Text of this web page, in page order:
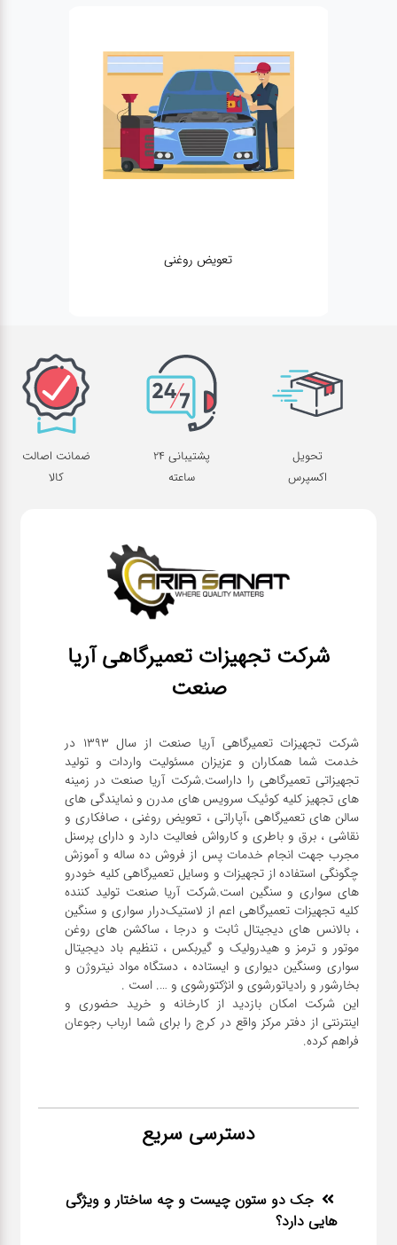
تعویض روغنی
تحویل
اکسپرس
پشتیبانی 24
ساعته
ضمانت اصالت
کالا
شرکت تجهیزات تعمیرگاهی آریا
صنعت
شرکت تجهیزات تعمیرگاهی آریا صنعت از سال ۱۳۹۳ در
خدمت شما همکاران و عزیزان مسئولیت واردات و تولید
تجهیزاتی تعمیرگاهی را داراست.شرکت آریا صنعت در زمینه
های تجهیز کلیه کوئیک سرویس های مدرن و نمایندگی های
سالن های تعمیرگاهی ،آپاراتی ، تعویض روغنی ، صافکاری و
نقاشی ، برق و باطری و کارواش فعالیت دارد و دارای پرسنل
مجرب جهت انجام خدمات پس از فروش ده ساله و آموزش
چگونگی استفاده از تجهیزات و وسایل تعمیرگاهی کلیه خودرو
های سواری و سنگین است.شرکت آریا صنعت تولید کننده
کلیه تجهیزات تعمیرگاهی اعم از لاستیک‌درار سواری و ‌سنگین
، بالانس های دیجیتال ثابت و درجا ، ساکشن های روغن
موتور و ترمز و هیدرولیک و گیربکس ، تنظیم باد دیجیتال
سواری و‌سنگین دیواری و ایستاده ، دستگاه مواد نیتروژن و
این شرکت امکان بازدید از کارخانه و خرید حضوری و
اینترنتی از دفتر مرکز واقع در کرج را برای شما ارباب رجوعان
فراهم کرده.
دسترسی سریع
جک دو ستون چیست و چه ساختار و ویژگی
هایی دارد؟